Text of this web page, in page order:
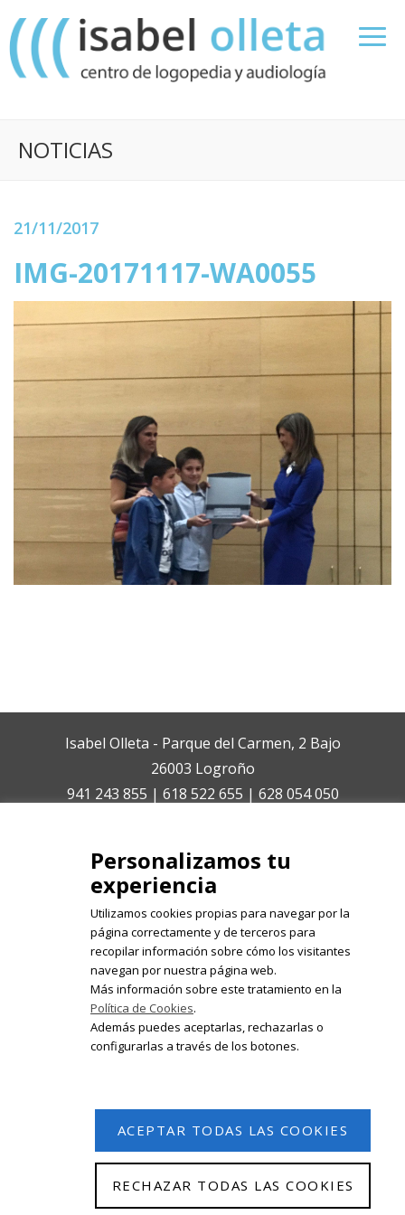
NOTICIAS
21/11/2017
IMG-20171117-WA0055
Isabel Olleta - Parque del Carmen, 2 Bajo
26003 Logroño
941 243 855 | 618 522 655 | 628 054 050
Registrate en nuestro boletín de
noticias
© 2026 Isabel Olleta. Todos los derechos reservados.
Personalizamos tu
experiencia
Utilizamos cookies propias para navegar por la
página correctamente y de terceros para
recopilar información sobre cómo los visitantes
navegan por nuestra página web.
Más información sobre este tratamiento en la
Política de Cookies.
Además puedes aceptarlas, rechazarlas o
configurarlas a través de los botones.
ACEPTAR TODAS LAS COOKIES
RECHAZAR TODAS LAS COOKIES